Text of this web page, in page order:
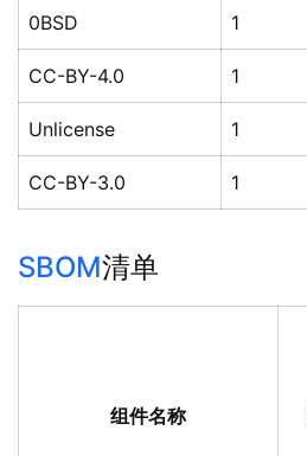
0BSD 1
CC-BY-4.0 1
Unlicense 1
CC-BY-3.0 1
SBOM清单
组件名称